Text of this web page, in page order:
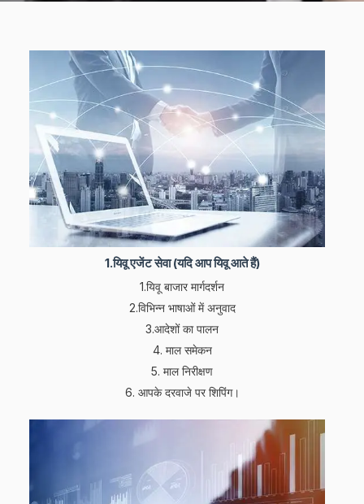
1.यिवू एजेंट सेवा (यदि आप यिवू आते हैं)
1.यिवू बाजार मार्गदर्शन
2.विभिन्न भाषाओं में अनुवाद
3.आदेशों का पालन
4. माल समेकन
5. माल निरीक्षण
6. आपके दरवाजे पर शिपिंग।